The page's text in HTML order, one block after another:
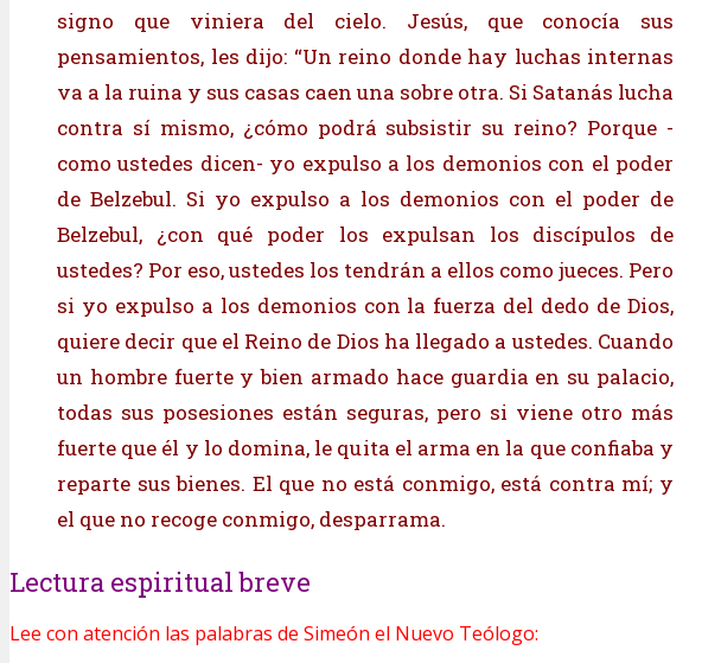
signo que viniera del cielo. Jesús, que conocía sus
pensamientos, les dijo: “Un reino donde hay luchas internas
va a la ruina y sus casas caen una sobre otra. Si Satanás lucha
contra sí mismo, ¿cómo podrá subsistir su reino? Porque -
como ustedes dicen- yo expulso a los demonios con el poder
de Belzebul. Si yo expulso a los demonios con el poder de
Belzebul, ¿con qué poder los expulsan los discípulos de
ustedes? Por eso, ustedes los tendrán a ellos como jueces. Pero
si yo expulso a los demonios con la fuerza del dedo de Dios,
quiere decir que el Reino de Dios ha llegado a ustedes. Cuando
un hombre fuerte y bien armado hace guardia en su palacio,
todas sus posesiones están seguras, pero si viene otro más
fuerte que él y lo domina, le quita el arma en la que confiaba y
reparte sus bienes. El que no está conmigo, está contra mí; y
el que no recoge conmigo, desparrama.
Lectura espiritual breve
Lee con atención las palabras de Simeón el Nuevo Teólogo: